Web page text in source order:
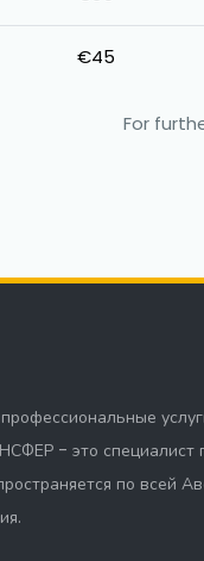
€45
For
- это специалист
по всей